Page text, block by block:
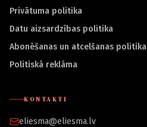
Privātuma politika
Datu aizsardzības politika
Abonēšanas un atcelšanas politika
Politiskā reklāma
KONTAKTI
eliesma@eliesma.lv